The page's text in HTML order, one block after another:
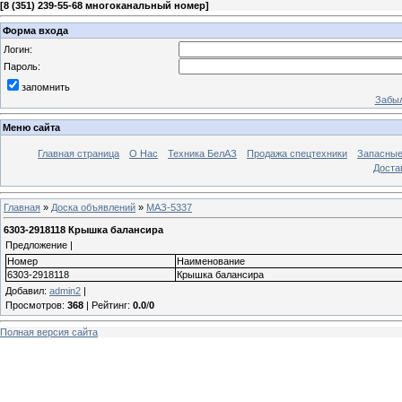
[8 (351) 239-55-68 многоканальный номер]
Форма входа
Логин:
Пароль:
запомнить
Меню сайта
Главная страница О Нас Техника БелАЗ Продажа спецтехники
Главная » Доска объявлений » МАЗ-5337
6303-2918118 Крышка балансира
Предложение |
Номер
Наименование
6303-2918118
Крышка балансира
Добавил: admin2 |
Просмотров: 368 | Рейтинг: 0.0/0
Полная версия сайта